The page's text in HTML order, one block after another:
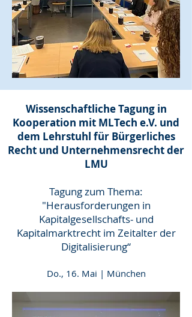
Wissenschaftliche Tagung in
Kooperation mit MLTech e.V. und
dem Lehrstuhl für Bürgerliches
Recht und Unternehmensrecht der
LMU
Tagung zum Thema:
"Herausforderungen in
Kapitalgesellschafts- und
Kapitalmarktrecht im Zeitalter der
Digitalisierung“
Do., 16. Mai | München